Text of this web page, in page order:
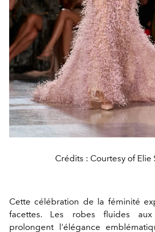
Crédits : Courtesy of Elie
Cette célébration de la féminité
facettes. Les robes fluides aux
prolongent l'élégance